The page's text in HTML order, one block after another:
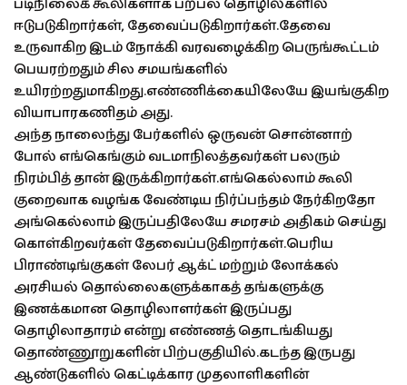
ஈடுபடுகிறார்கள், தேவைப்படுகிறார்கள்.தேவை
உருவாகிற இடம் நோக்கி வரவழைக்கிற பெருங்கூட்டம்
பெயரற்றதும் சில சமயங்களில்
உயிரற்றதுமாகிறது.எண்ணிக்கையிலேயே இயங்குகிற
வியாபாரகணிதம் அது.
அந்த நாலைந்து பேர்களில் ஒருவன் சொன்னாற்
போல் எங்கெங்கும் வடமாநிலத்தவர்கள் பலரும்
நிரம்பித் தான் இருக்கிறார்கள்.எங்கெல்லாம் கூலி
குறைவாக வழங்க வேண்டிய நிர்ப்பந்தம் நேர்கிறதோ
அங்கெல்லாம் இருப்பதிலேயே சமரசம் அதிகம் செய்து
கொள்கிறவர்கள் தேவைப்படுகிறார்கள்.பெரிய
பிராண்டிங்குகள் லேபர் ஆக்ட் மற்றும் லோக்கல்
அரசியல் தொல்லைகளுக்காகத் தங்களுக்கு
இணக்கமான தொழிலாளர்கள் இருப்பது
தொழிலாதாரம் என்று எண்ணத் தொடங்கியது
தொண்ணூறுகளின் பிற்பகுதியில்.கடந்த இருபது
ஆண்டுகளில் கெட்டிக்கார முதலாளிகளின்